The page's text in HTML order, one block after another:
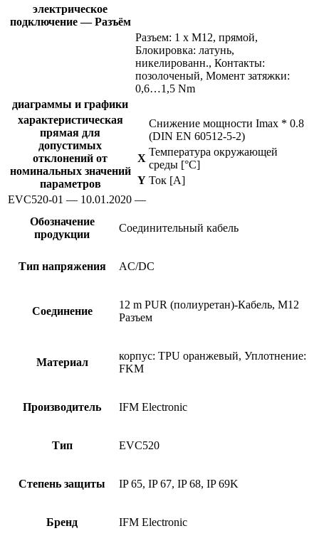
электрическое
подключение — Разъём
Разъем: 1 x M12, прямой,
Блокировка: латунь,
никелированн., Контакты:
позолоченый, Момент затяжки:
0,6…1,5 Nm
диаграммы и графики
характеристическая
прямая для
допустимых
отклонений от
номинальных значений
параметров
Снижение мощности Imax * 0.8
(DIN EN 60512-5-2)
X
Температура окружающей
среды [°C]
Y Ток [A]
EVC520-01 — 10.01.2020 —
Обозначение
продукции
Соединительный кабель
Тип напряжения AC/DC
Соединение
12 m PUR (полиуретан)-Кабель, M12
Разъем
Материал
корпус: TPU оранжевый, Уплотнение:
FKM
Производитель IFM Electronic
Тип EVC520
Степень защиты IP 65, IP 67, IP 68, IP 69K
Бренд IFM Electronic